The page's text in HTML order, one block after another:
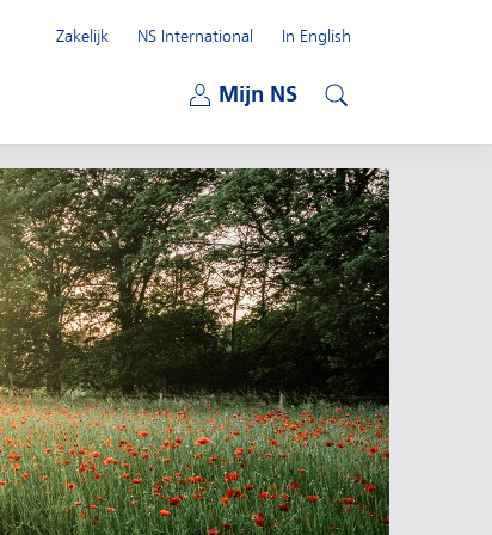
Mijn NS
Zakelijk
NS International
In English